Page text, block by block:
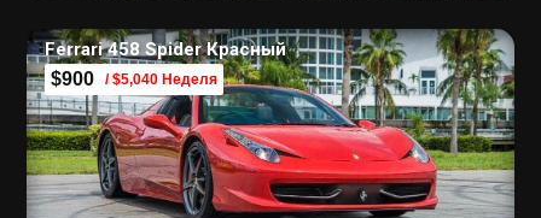
Ferrari 458 Spider Красный
$900 / $5,040 Неделя